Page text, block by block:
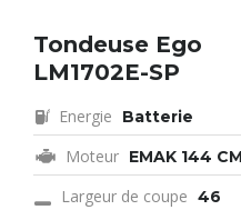
Tondeuse Ego
LM1702E-SP
Energie Batterie
Moteur EMAK 144
Largeur de coupe 46